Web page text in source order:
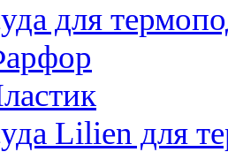
для
Lilien для